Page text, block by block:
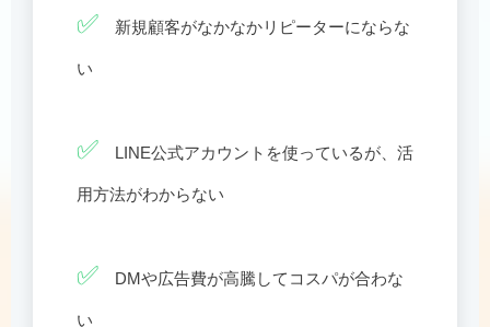
✅ 新規顧客がなかなかリピーターにならな
い
✅ LINE公式アカウントを使っているが、活
用方法がわからない
✅ DMや広告費が高騰してコスパが合わな
い